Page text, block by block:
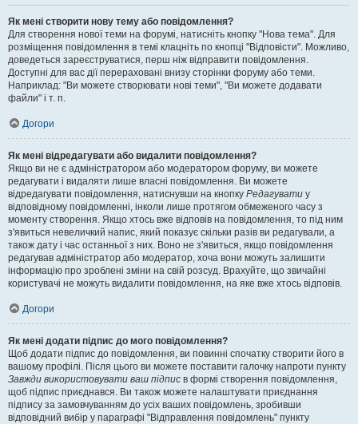
Як мені створити нову тему або повідомлення?
Для створення нової теми на форумі, натисніть кнопку "Нова тема". Для
розміщення повідомлення в темі клацніть по кнопці "Відповісти". Можливо,
доведеться зареєструватися, перш ніж відправити повідомлення.
Доступні для вас дії перераховані внизу сторінки форуму або теми.
Наприклад: "Ви можете створювати нові теми", "Ви можете додавати
файли" і т. п.
Догори
Як мені відредагувати або видалити повідомлення?
Якщо ви не є адміністратором або модератором форуму, ви можете
редагувати і видаляти лише власні повідомлення. Ви можете
відредагувати повідомлення, натиснувши на кнопку Редагувати у
відповідному повідомленні, інколи лише протягом обмеженого часу з
моменту створення. Якщо хтось вже відповів на повідомлення, то під ним
з'явиться невеличкий напис, який показує скільки разів ви редагували, а
також дату і час останньої з них. Воно не з'явиться, якщо повідомлення
редагував адміністратор або модератор, хоча вони можуть залишити
інформацію про зроблені зміни на свій розсуд. Врахуйте, що звичайні
користувачі не можуть видалити повідомлення, на яке вже хтось відповів.
Догори
Як мені додати підпис до мого повідомлення?
Щоб додати підпис до повідомлення, ви повинні спочатку створити його в
вашому профілі. Після цього ви можете поставити галочку напроти пункту
Завжди використовувати ваш підпис в формі створення повідомлення,
щоб підпис приєднався. Ви також можете налаштувати приєднання
підпису за замовчуванням до усіх ваших повідомлень, зробивши
відповідний вибір у параграфі "Відправлення повідомлень" пункту